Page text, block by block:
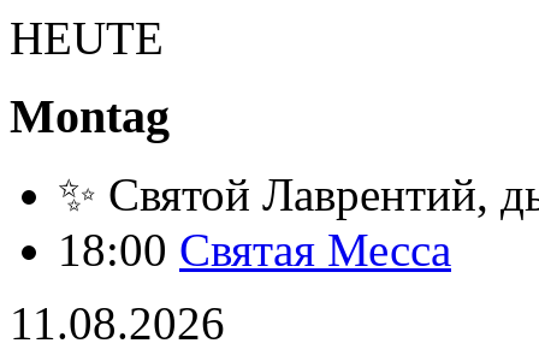
HEUTE
Montag
✨ Святой Лаврентий,
18:00 Святая Месса
11.08.2026